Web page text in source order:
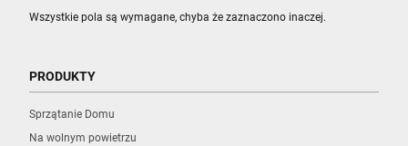
Wszystkie pola są wymagane, chyba że zaznaczono inaczej.
PRODUKTY
Sprzątanie Domu
Na wolnym powietrzu